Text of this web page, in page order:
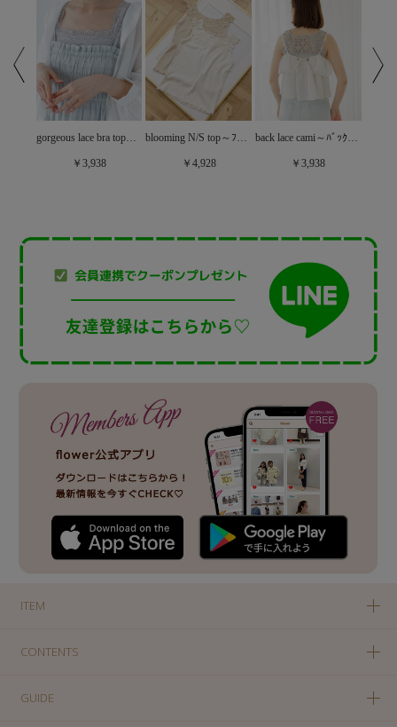
gorgeous lace bra top～ｺﾞｰｼﾞｬｽﾚｰｽﾌﾞﾗﾄｯﾌﾟ
￥3,938
blooming N/S top～ﾌﾞﾙｰﾐﾝｸﾞﾉｰｽﾘｰﾌﾞﾄｯﾌﾟ
￥4,928
back lace cami～ﾊﾞｯｸﾚｰｽｷｬﾐ
￥3,938
ITEM
CONTENTS
GUIDE